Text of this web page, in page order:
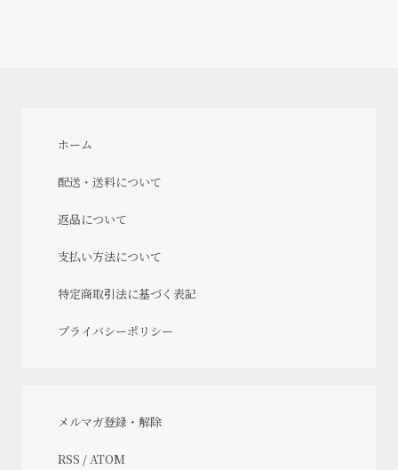
ホーム
配送・送料について
返品について
支払い方法について
特定商取引法に基づく表記
プライバシーポリシー
メルマガ登録・解除
RSS / ATOM